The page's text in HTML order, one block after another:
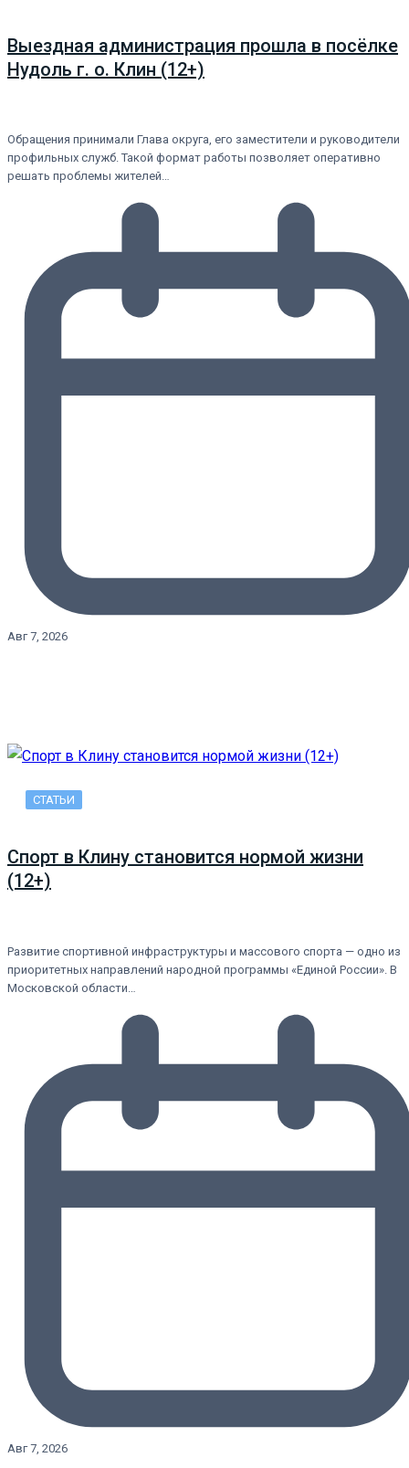
Выездная администрация прошла в посёлке
Нудоль г. о. Клин (12+)
Обращения принимали Глава округа, его заместители и руководители
профильных служб. Такой формат работы позволяет оперативно
решать проблемы жителей…
Авг 7, 2026
СТАТЬИ
Спорт в Клину становится нормой жизни
(12+)
Развитие спортивной инфраструктуры и массового спорта — одно из
приоритетных направлений народной программы «Единой России». В
Московской области…
Авг 7, 2026